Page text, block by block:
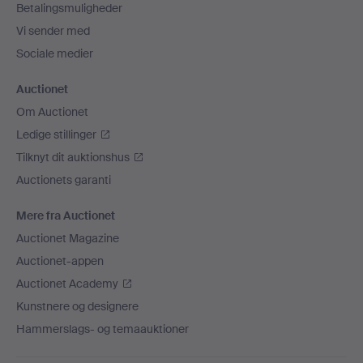
Betalingsmuligheder
Vi sender med
Sociale medier
Auctionet
Om Auctionet
Ledige stillinger
Tilknyt dit auktionshus
Auctionets garanti
Mere fra Auctionet
Auctionet Magazine
Auctionet-appen
Auctionet Academy
Kunstnere og designere
Hammerslags- og temaauktioner